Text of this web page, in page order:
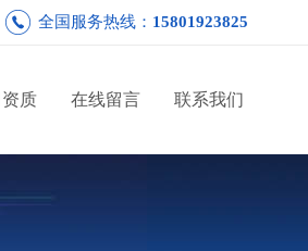
全国服务热线： 15801923825
质 在线留言 联系我们